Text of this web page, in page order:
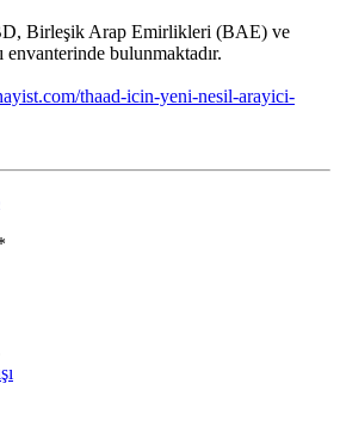
Birleşik Arap Emirlikleri (BAE) ve
bulunmaktadır.
thaad-icin-yeni-nesil-arayici-